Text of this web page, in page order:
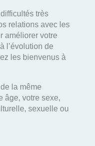
très
relations avec les
améliorer votre
l’évolution de
les bienvenus à
la même
âge, votre sexe,
sexuelle ou